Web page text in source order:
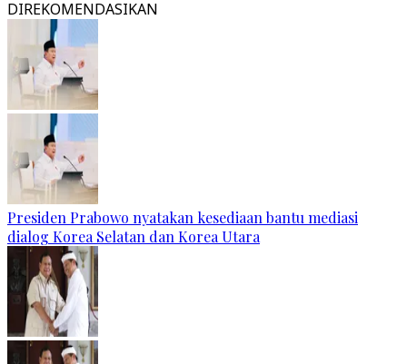
DIREKOMENDASIKAN
Presiden Prabowo nyatakan kesediaan bantu mediasi
dialog Korea Selatan dan Korea Utara